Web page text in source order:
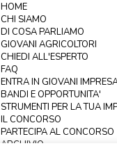
HOME
CHI SIAMO
DI COSA PARLIAMO
GIOVANI AGRICOLTORI
CHIEDI ALL'ESPERTO
FAQ
ENTRA IN GIOVANI
BANDI E OPPORTUNITA'
STRUMENTI PER LA TUA
IL CONCORSO
PARTECIPA AL CONCORSO
ARCHIVIO